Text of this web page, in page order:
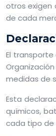
otros exigen
de cada
El
medidas de
Esta
químicos,
cada tipo de